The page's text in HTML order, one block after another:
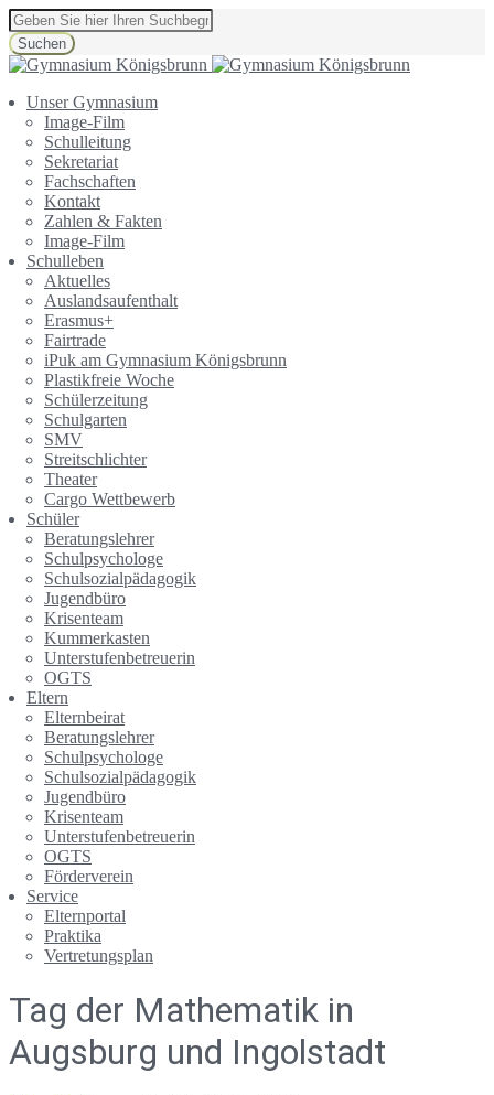
Suchen
Unser Gymnasium
Image-Film
Schulleitung
Sekretariat
Fachschaften
Kontakt
Zahlen & Fakten
Image-Film
Schulleben
Aktuelles
Auslandsaufenthalt
Erasmus+
Fairtrade
iPuk am Gymnasium Königsbrunn
Plastikfreie Woche
Schülerzeitung
Schulgarten
SMV
Streitschlichter
Theater
Cargo Wettbewerb
Schüler
Beratungslehrer
Schulpsychologe
Schulsozialpädagogik
Jugendbüro
Krisenteam
Kummerkasten
Unterstufenbetreuerin
OGTS
Eltern
Elternbeirat
Beratungslehrer
Schulpsychologe
Schulsozialpädagogik
Jugendbüro
Krisenteam
Unterstufenbetreuerin
OGTS
Förderverein
Service
Elternportal
Praktika
Vertretungsplan
Tag der Mathematik in
Augsburg und Ingolstadt